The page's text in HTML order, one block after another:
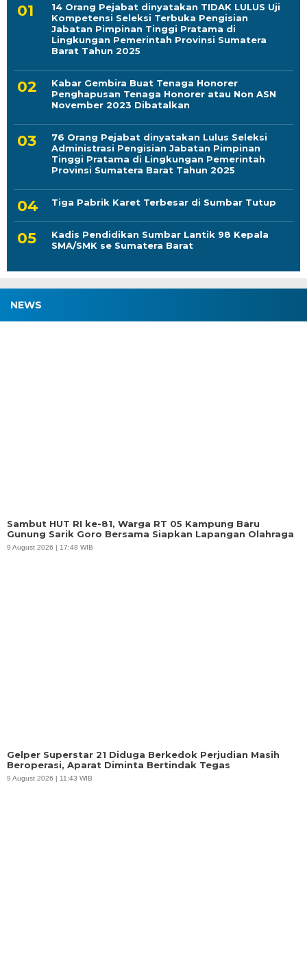
14 Orang Pejabat dinyatakan TIDAK LULUS Uji
Kompetensi Seleksi Terbuka Pengisian
Jabatan Pimpinan Tinggi Pratama di
Lingkungan Pemerintah Provinsi Sumatera
Barat Tahun 2025
Kabar Gembira Buat Tenaga Honorer
Penghapusan Tenaga Honorer atau Non ASN
November 2023 Dibatalkan
76 Orang Pejabat dinyatakan Lulus Seleksi
Administrasi Pengisian Jabatan Pimpinan
Tinggi Pratama di Lingkungan Pemerintah
Provinsi Sumatera Barat Tahun 2025
Tiga Pabrik Karet Terbesar di Sumbar Tutup
Kadis Pendidikan Sumbar Lantik 98 Kepala
SMA/SMK se Sumatera Barat
NEWS
Sambut HUT RI ke-81, Warga RT 05 Kampung Baru
Gunung Sarik Goro Bersama Siapkan Lapangan Olahraga
9 August 2026 | 17:48 WIB
Gelper Superstar 21 Diduga Berkedok Perjudian Masih
Beroperasi, Aparat Diminta Bertindak Tegas
9 August 2026 | 11:43 WIB